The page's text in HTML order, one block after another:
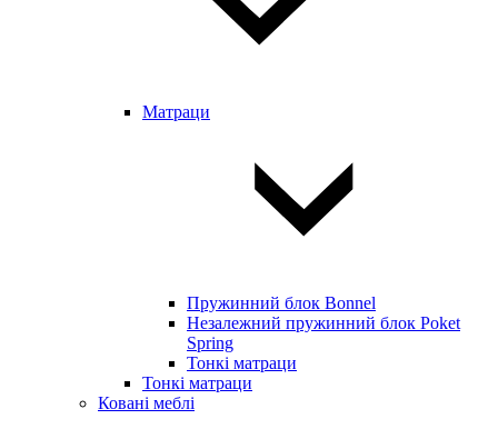
Матраци
Пружинний блок Bonnel
Незалежний пружинний блок Poket
Spring
Тонкі матраци
Тонкі матраци
Ковані меблі